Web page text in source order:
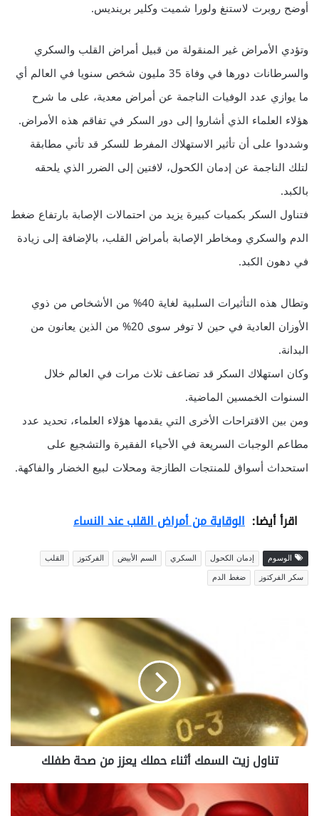
أوضح روبرت لاستنغ ولورا شميت وكلير برينديس.
وتؤدي الأمراض غير المنقولة من قبيل أمراض القلب والسكري
والسرطانات دورها في وفاة 35 مليون شخص سنويا في العالم أي
ما يوازي عدد الوفيات الناجمة عن أمراض معدية، على ما شرح
هؤلاء العلماء الذي أشاروا إلى دور السكر في تفاقم هذه الأمراض.
وشددوا على أن تأثير الاستهلاك المفرط للسكر قد تأتي مطابقة
لتلك الناجمة عن إدمان الكحول، لافتين إلى الضرر الذي يلحقه
بالكبد.
فتناول السكر بكميات كبيرة يزيد من احتمالات الإصابة بارتفاع ضغط
الدم والسكري ومخاطر الإصابة بأمراض القلب، بالإضافة إلى زيادة
في دهون الكبد.
وتطال هذه التأثيرات السلبية لغاية 40% من الأشخاص من ذوي
الأوزان العادية في حين لا توفر سوى 20% من الذين يعانون من
البدانة.
وكان استهلاك السكر قد تضاعف ثلاث مرات في العالم خلال
السنوات الخمسين الماضية.
ومن بين الاقتراحات الأخرى التي يقدمها هؤلاء العلماء، تحديد عدد
مطاعم الوجبات السريعة في الأحياء الفقيرة والتشجيع على
استحداث أسواق للمنتجات الطازجة ومحلات لبيع الخضار والفاكهة.
اقرأ أيضا: الوقاية من أمراض القلب عند النساء
الوسوم إدمان الكحول السكري السم الأبيض الفركتوز
القلب
سكر الفركتوز
ضغط الدم
ت
ا
تناول زيت السمك أثناء حملك يعزز من صحة طفلك